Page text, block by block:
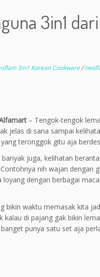
3in1
3in1 Korean Cookware/
– Tengok-tengok
jelas di sana sampai
teronggok gitu aja
juga, kelihatan
nih wajan dengan
dengan berbagai
bikin waktu memasak kita
di pajang gak bikin
punya satu set aja